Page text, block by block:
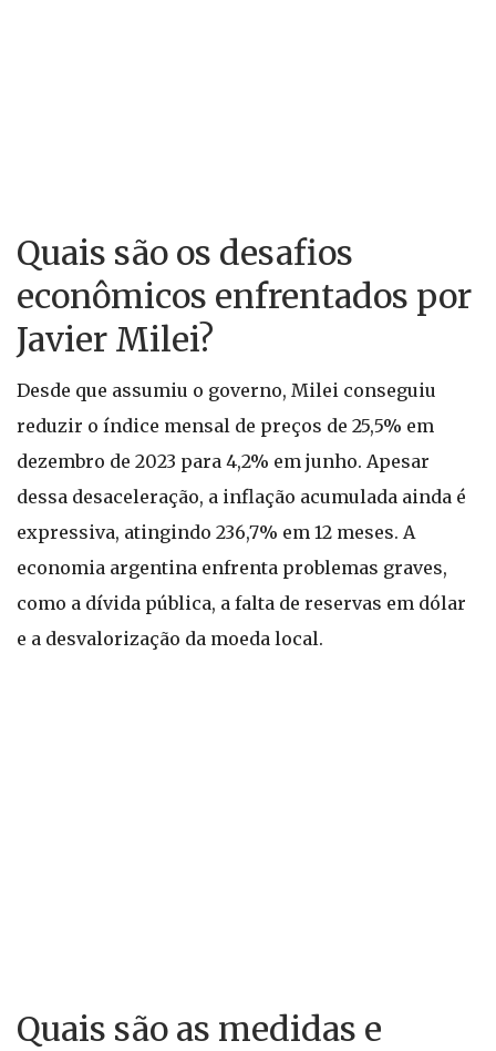
Quais são os desafios
econômicos enfrentados por
Javier Milei?
Desde que assumiu o governo, Milei conseguiu
reduzir o índice mensal de preços de 25,5% em
dezembro de 2023 para 4,2% em junho. Apesar
dessa desaceleração, a inflação acumulada ainda é
expressiva, atingindo 236,7% em 12 meses. A
economia argentina enfrenta problemas graves,
como a dívida pública, a falta de reservas em dólar
e a desvalorização da moeda local.
Quais são as medidas e